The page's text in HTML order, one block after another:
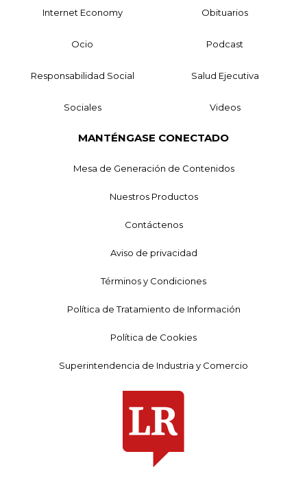
Internet Economy Obituarios
Ocio Podcast
Responsabilidad Social Salud Ejecutiva
Sociales Videos
MANTÉNGASE CONECTADO
Mesa de Generación de Contenidos
Nuestros Productos
Contáctenos
Aviso de privacidad
Términos y Condiciones
Política de Tratamiento de Información
Política de Cookies
Superintendencia de Industria y Comercio